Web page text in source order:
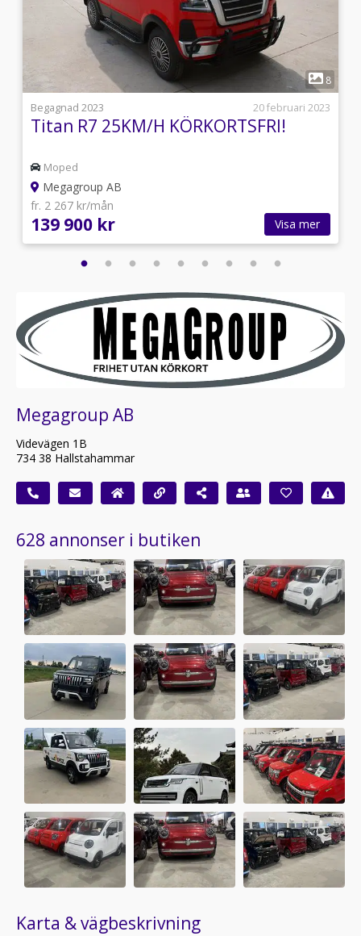
1
8
Begagnad 2023
20 februari 2023
Titan R7 25KM/H KÖRKORTSFRI!
Moped
Megagroup AB
fr. 2 267 kr/mån
139 900 kr Visa mer
Megagroup AB
Videvägen 1B
734 38 Hallstahammar
628 annonser i butiken
Karta & vägbeskrivning